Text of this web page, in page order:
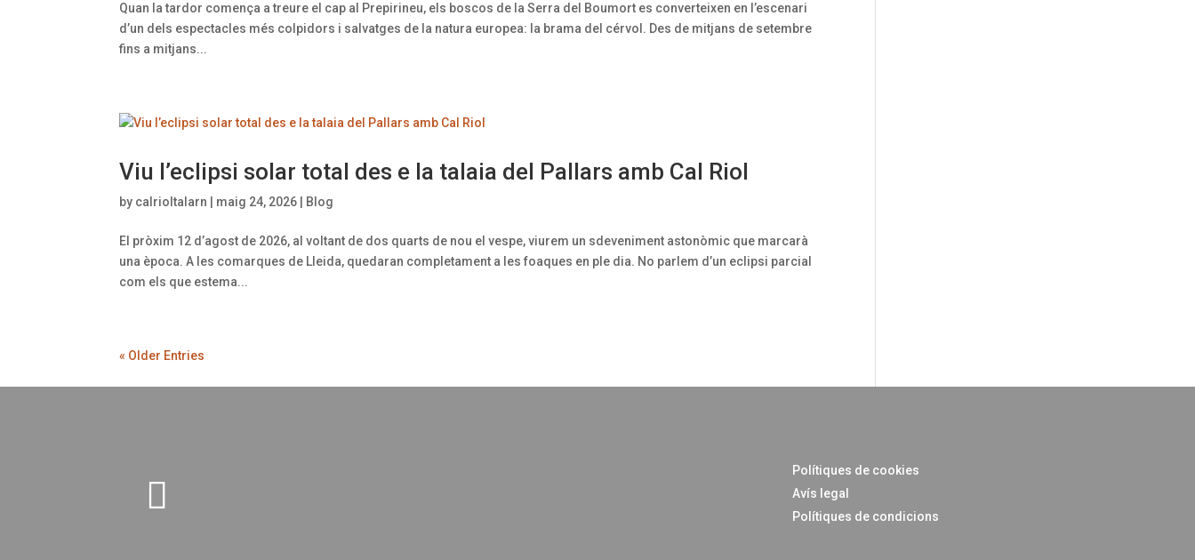
Quan la tardor comença a treure el cap al Prepirineu, els boscos de la Serra del Boumort es converteixen en l’escenari
d’un dels espectacles més colpidors i salvatges de la natura europea: la brama del cérvol. Des de mitjans de setembre
fins a mitjans...
Viu l’eclipsi solar total des e la talaia del Pallars amb Cal Riol
by calrioltalarn maig 24, 2026 Blog
El pròxim 12 d’agost de 2026, al voltant de dos quarts de nou el vespe, viurem un sdeveniment astonòmic que marcarà
una època. A les comarques de Lleida, quedaran completament a les foaques en ple dia. No parlem d’un eclipsi parcial
com els que estema...
« Older Entries
Polítiques de cookies
Avís legal
Polítiques de condicions